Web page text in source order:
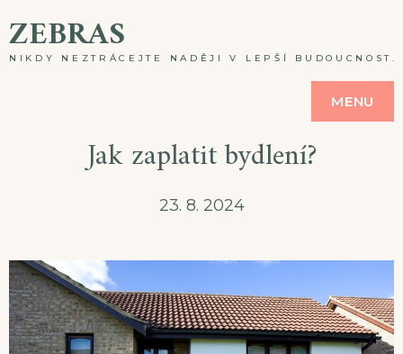
toZEBRAS
NIKDY NEZTRÁCEJTE NADĚJI V LEPŠÍ
MENU
Jak zaplatit bydlení?
23. 8. 2024